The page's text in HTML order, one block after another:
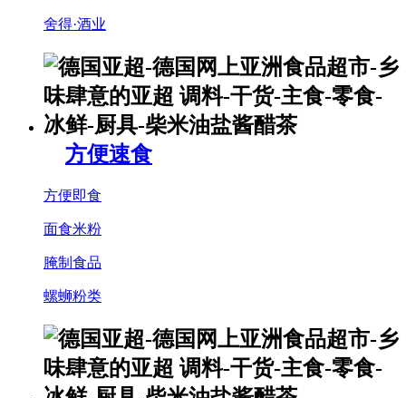
舍得·酒业
方便速食
方便即食
面食米粉
腌制食品
螺蛳粉类